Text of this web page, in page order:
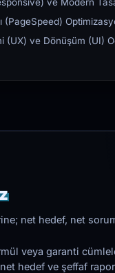
(PageSpeed)
(UX) ve Dönüşüm (UI)
net hedef, net
veya garanti
hedef ve şeffaf